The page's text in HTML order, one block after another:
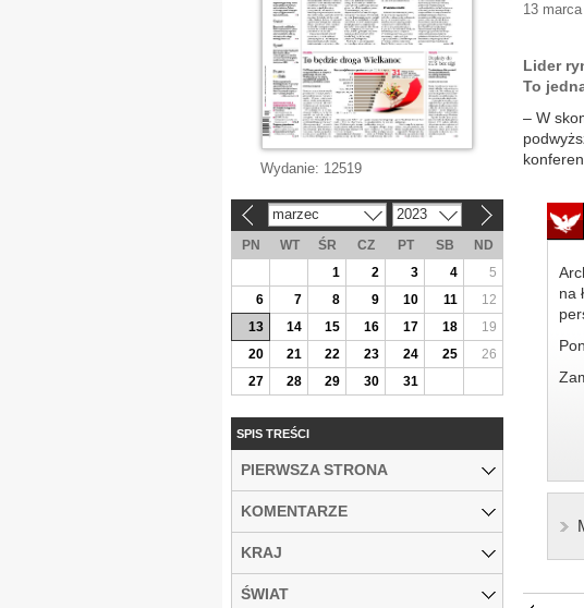
13
Lider
To
– W
na
Wydanie: 12519
marzec 2023
PN WT ŚR CZ PT SB
ND
1
2 3 4
5
6
7 8 9 10 11
12
13
14 15 16 17 18
19
20
21 22 23 24 25
26
27
28 29 30 31
SPIS TREŚCI
PIERWSZA STRONA
KOMENTARZE
KRAJ
ŚWIAT